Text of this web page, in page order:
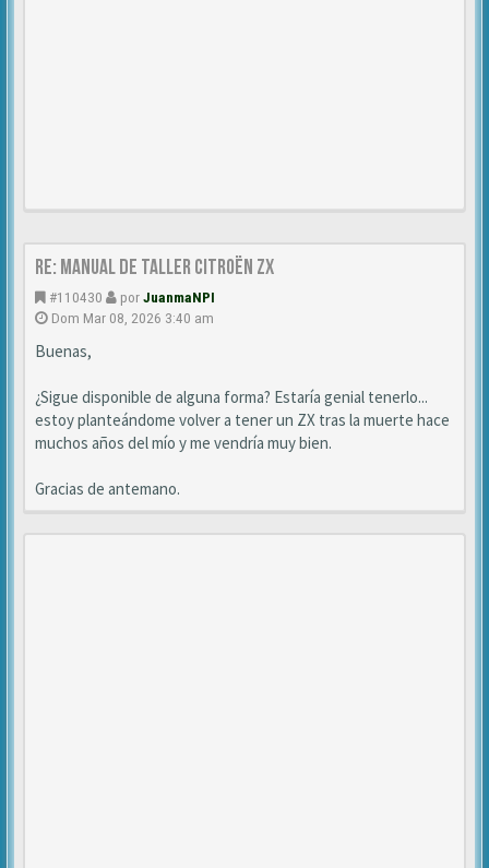
Re: Manual de Taller Citroën ZX
#110430 porJuanmaNPI
Dom Mar 08, 2026 3:40 am
Buenas,
¿Sigue disponible de alguna forma? Estaría genial tenerlo...
estoy planteándome volver a tener un ZX tras la muerte hace
muchos años del mío y me vendría muy bien.
Gracias de antemano.